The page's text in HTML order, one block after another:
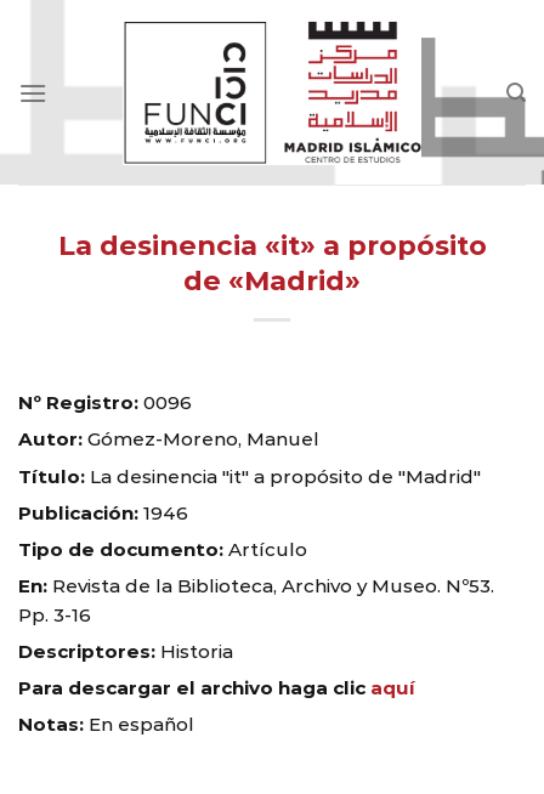
La desinencia «it» a propósito
de «Madrid»
Nº Registro: 0096
Autor: Gómez-Moreno, Manuel
Título: La desinencia "it" a propósito de "Madrid"
Publicación: 1946
Tipo de documento: Artículo
En: Revista de la Biblioteca, Archivo y Museo. Nº53.
Pp. 3-16
Descriptores: Historia
Para descargar el archivo haga clic aquí
Notas: En español